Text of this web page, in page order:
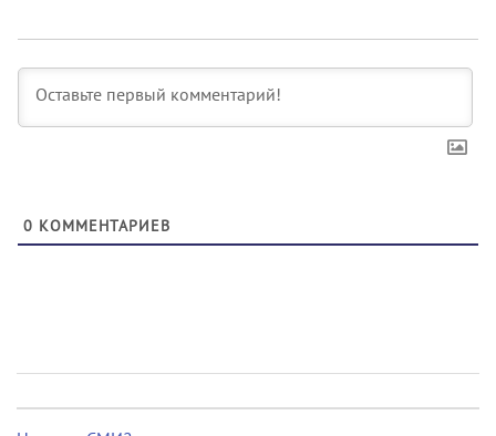
0 КОММЕНТАРИЕВ